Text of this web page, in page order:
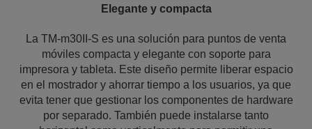
Elegante y compacta
La TM-m30II-S es una solución para puntos de venta
móviles compacta y elegante con soporte para
impresora y tableta. Este diseño permite liberar espacio
en el mostrador y ahorrar tiempo a los usuarios, ya que
evita tener que gestionar los componentes de hardware
por separado. También puede instalarse tanto